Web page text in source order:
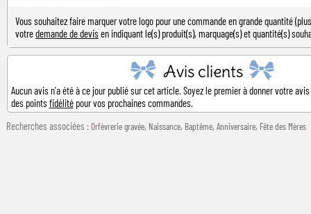
Vous souhaitez faire marquer votre logo pour une commande en grande quantité
votredemande de devisen indiquant le(s) produit(s), marquage(s) et quantité(s)
Avis clients
Aucun avis n'a été à ce jour publié sur cet article. Soyez le premier à donner votre
des pointsfidélitépour vos prochaines commandes.
Recherches associées : Orfèvrerie gravée, Naissance, Baptême, Anniversaire, Fête des Mères